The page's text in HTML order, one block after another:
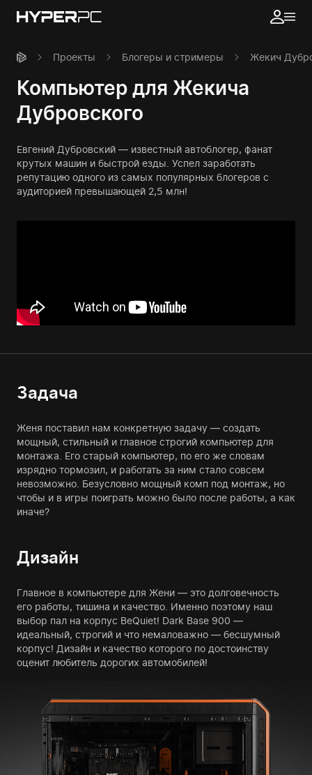
Проекты Блогеры и стримеры Жекич
Компьютер для Жекича
Дубровского
Евгений Дубровский — известный автоблогер, фанат
крутых машин и быстрой езды. Успел заработать
репутацию одного из самых популярных блогеров с
аудиторией превышающей 2,5 млн!
Задача
Женя поставил нам конкретную задачу — создать
мощный, стильный и главное строгий компьютер для
монтажа. Его старый компьютер, по его же словам
изрядно тормозил, и работать за ним стало совсем
невозможно. Безусловно мощный комп под монтаж, но
чтобы и в игры поиграть можно было после работы, а как
иначе?
Дизайн
Главное в компьютере для Жени — это долговечность
его работы, тишина и качество. Именно поэтому наш
выбор пал на корпус BeQuiet! Dark Base 900 —
идеальный, строгий и что немаловажно — бесшумный
корпус! Дизайн и качество которого по достоинству
оценит любитель дорогих автомобилей!